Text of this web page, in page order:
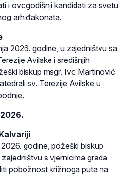
i ovogodišnji kandidati za svetu
arhiđakonata.
2026. godine, u zajedništvu sa
Avilske i središnjih
biskup msgr. Ivo Martinović
sv. Terezije Avilske u
godine, požeški biskup
s vjernicima grada
pobožnost križnoga puta na